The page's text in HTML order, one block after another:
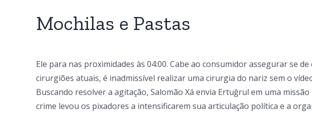
Mochilas e Pastas
Ele para nas proximidades às 04:00. Cabe ao consumidor assegurar se
cirurgiões atuais, é inadmissível realizar uma cirurgia do nariz sem o
Buscando resolver a agitação, Salomão Xá envia Ertuğrul em uma
crime levou os pixadores a intensificarem sua articulação política e a